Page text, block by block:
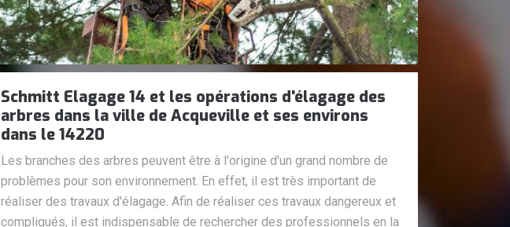
Schmitt Elagage 14 et les opérations d'élagage des
arbres dans la ville de Acqueville et ses environs
dans le 14220
Les branches des arbres peuvent être à l'origine d'un grand nombre de
problèmes pour son environnement. En effet, il est très important de
réaliser des travaux d'élagage. Afin de réaliser ces travaux dangereux et
compliqués, il est indispensable de rechercher des professionnels en la